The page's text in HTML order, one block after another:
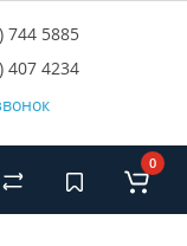
744 5885
407 4234
0